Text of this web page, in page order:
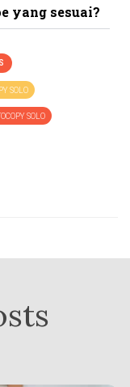
yang sesuai?
SOLO
SOLO